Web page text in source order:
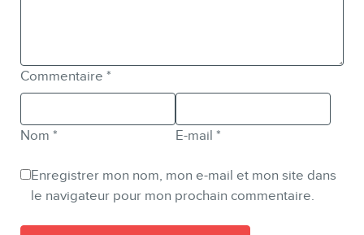
Commentaire *
Nom * E-mail *
Enregistrer mon nom, mon e-mail et mon site dans
le navigateur pour mon prochain commentaire.